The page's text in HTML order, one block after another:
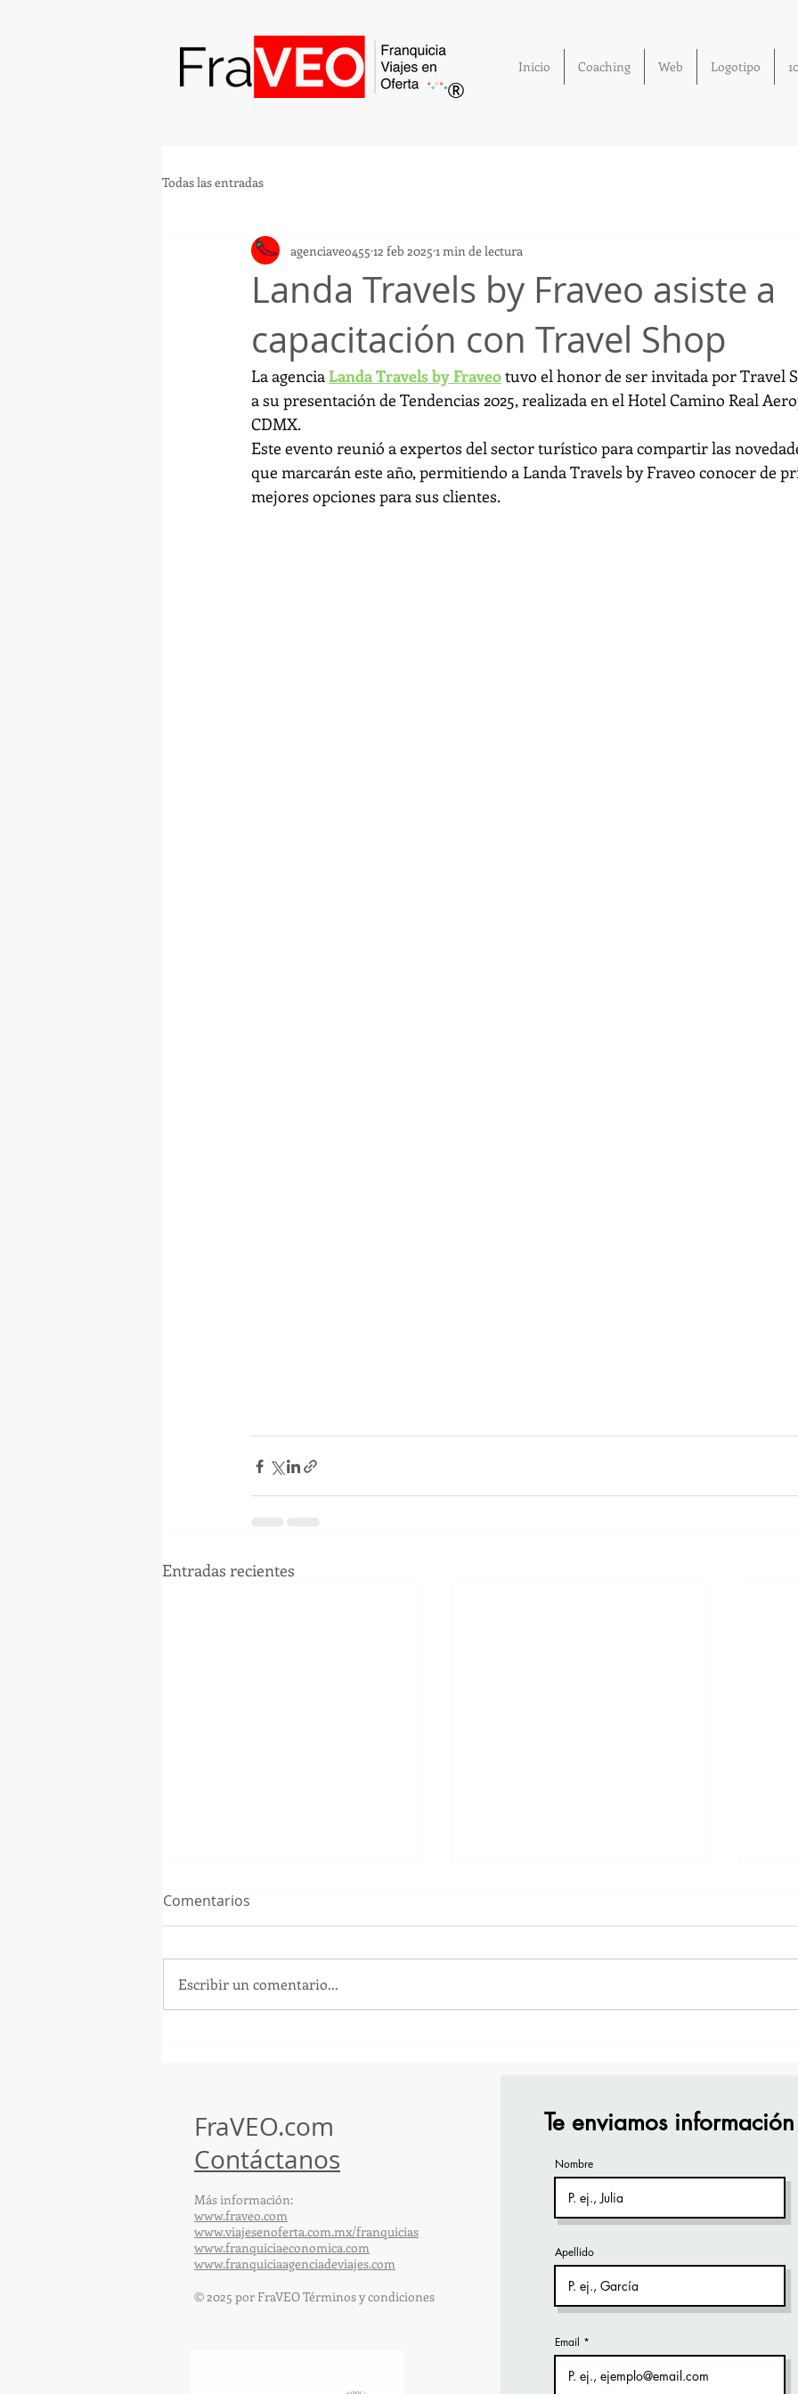
®
Inicio Coaching Web Logotipo
Todas las entradas
Landa Travels by Fraveo asiste a
capacitación con Travel Shop
agenciaveo455 12 feb 2025 1 min de lectura
La agencia Landa Travels by Fraveo tuvo el honor de ser invitada por Travel
a su presentación de Tendencias 2025, realizada en el Hotel Camino Real
CDMX.
Este evento reunió a expertos del sector turístico para compartir las
que marcarán este año, permitiendo a Landa Travels by Fraveo conocer de
mejores opciones para sus clientes.
Entradas recientes
Comentarios
Escribir un comentario...
FraVEO.com
Contáctanos
Más información:
www.fraveo.com
www.viajesenoferta.com.mx/franquicias
www.franquiciaeconomica.com
www.franquiciaagenciadeviajes.com
© 2025 por FraVEO Términos y condiciones
Te enviamos información
Nombre
Apellido
Email